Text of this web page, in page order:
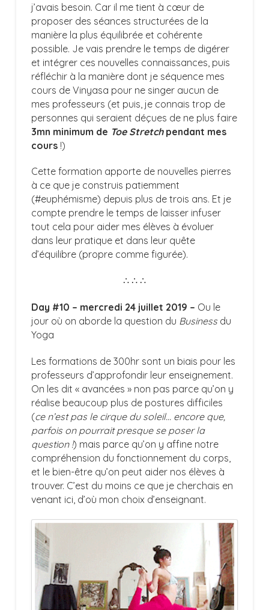
j’avais besoin. Car il me tient à cœur de
proposer des séances structurées de la
manière la plus équilibrée et cohérente
possible. Je vais prendre le temps de digérer
et intégrer ces nouvelles connaissances, puis
réfléchir à la manière dont je séquence mes
cours de Vinyasa pour ne singer aucun de
mes professeurs (et puis, je connais trop de
personnes qui seraient déçues de ne plus faire
3mn minimum de Toe Stretchpendant mes
cours!)
Cette formation apporte de nouvelles pierres
à ce que je construis patiemment
(#euphémisme) depuis plus de trois ans. Et je
compte prendre le temps de laisser infuser
tout cela pour aider mes élèves à évoluer
dans leur pratique et dans leur quête
d’équilibre (propre comme figurée).
∴ ∴ ∴
Day #10 – mercredi 24 juillet 2019 – Ou le
jour où on aborde la question du Business du
Yoga
Les formations de 300hr sont un biais pour les
professeurs d’approfondir leur enseignement.
On les dit « avancées » non pas parce qu’on y
réalise beaucoup plus de postures difficiles
(ce n’est pas le cirque du soleil… encore que,
parfois on pourrait presque se poser la
question !) mais parce qu’on y affine notre
compréhension du fonctionnement du corps,
et le bien-être qu’on peut aider nos élèves à
trouver. C’est du moins ce que je cherchais en
venant ici, d’où mon choix d’enseignant.